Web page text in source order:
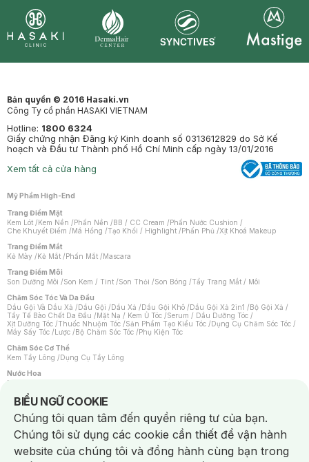
Bản quyền © 2016 Hasaki.vn
Công Ty cổ phần HASAKI VIETNAM
Hotline: 1800 6324
Giấy chứng nhận Đăng ký Kinh doanh số 0313612829 do Sở Kế
hoạch và Đầu tư Thành phố Hồ Chí Minh cấp ngày 13/01/2016
Xem tất cả cửa hàng
Mỹ Phẩm High-End
Trang Điểm Mặt
Kem Lót /Kem Nền /Phấn Nền /BB / CC Cream /Phấn Nước Cushion /
Che Khuyết Điểm /Má Hồng /Tạo Khối / Highlight /Phấn Phủ /Xịt Khoá Makeup
Trang Điểm Mắt
Kẻ Mày /Kẻ Mắt /Phấn Mắt /Mascara
Trang Điểm Môi
Son Dưỡng Môi /Son Kem / Tint /Son Thỏi /Son Bóng /Tẩy Trang Mắt / Môi
Chăm Sóc Tóc Và Da Đầu
Dầu Gội Và Dầu Xả /Dầu Gội /Dầu Xả /Dầu Gội Khô /Dầu Gội Xả 2in1 /Bộ Gội Xả /
Tẩy Tế Bào Chết Da Đầu /Mặt Nạ / Kem Ủ Tóc /Serum / Dầu Dưỡng Tóc /
Xịt Dưỡng Tóc /Thuốc Nhuộm Tóc /Sản Phẩm Tạo Kiểu Tóc /Dụng Cụ Chăm Sóc Tóc /
Máy Sấy Tóc /Lược /Bộ Chăm Sóc Tóc /Phụ Kiện Tóc
Chăm Sóc Cơ Thể
Kem Tẩy Lông /Dụng Cụ Tẩy Lông
Nước Hoa
Nước Hoa Nữ
Chăm Sóc Cá Nhân
Chống Muỗi /Khẩu Trang /Máy Massage/Mặt Nạ Xông Hơi /Nước Rửa Tay/
Sản Phẩm Chăm Sóc Khác /Bàn Chải Đánh Răng /Bàn Chải Điện/
Hỗ Trợ Trắng Răng/Kem Đánh Răng /Máy Tăm Nước/ Nước Súc Miệng/
Tăm / Chỉ Nha Khoa/ Xịt Thơm Miệng / Dung Dịch Vệ Sinh/Dưỡng Vùng Kín/
Khăn Ướt Vệ Sinh Vùng Kín/Băng Vệ Sinh/Tampon/Bọt Cạo Râu /Dao Cạo Râu/
Máy Cạo Râu
BIỂU NGỮ COOKIE
Notice about cookies usage
Chúng tôi quan tâm đến quyền riêng tư của bạn.
Chúng tôi sử dụng các cookie cần thiết để vận hành
website của chúng tôi và đồng hành cùng bạn trong